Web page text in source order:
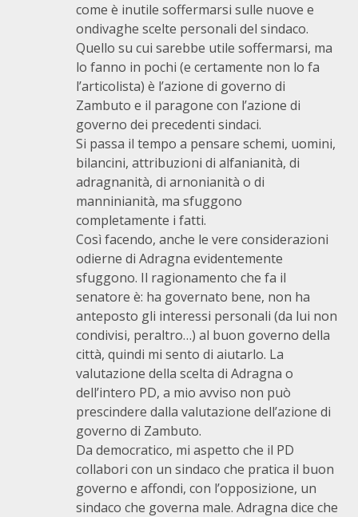
come è inutile soffermarsi sulle nuove e
ondivaghe scelte personali del sindaco.
Quello su cui sarebbe utile soffermarsi, ma
lo fanno in pochi (e certamente non lo fa
l’articolista) è l’azione di governo di
Zambuto e il paragone con l’azione di
governo dei precedenti sindaci.
Si passa il tempo a pensare schemi, uomini,
bilancini, attribuzioni di alfanianità, di
adragnanità, di arnonianità o di
manninianità, ma sfuggono
completamente i fatti.
Così facendo, anche le vere considerazioni
odierne di Adragna evidentemente
sfuggono. Il ragionamento che fa il
senatore è: ha governato bene, non ha
anteposto gli interessi personali (da lui non
condivisi, peraltro…) al buon governo della
città, quindi mi sento di aiutarlo. La
valutazione della scelta di Adragna o
dell’intero PD, a mio avviso non può
prescindere dalla valutazione dell’azione di
governo di Zambuto.
Da democratico, mi aspetto che il PD
collabori con un sindaco che pratica il buon
governo e affondi, con l’opposizione, un
sindaco che governa male. Adragna dice che